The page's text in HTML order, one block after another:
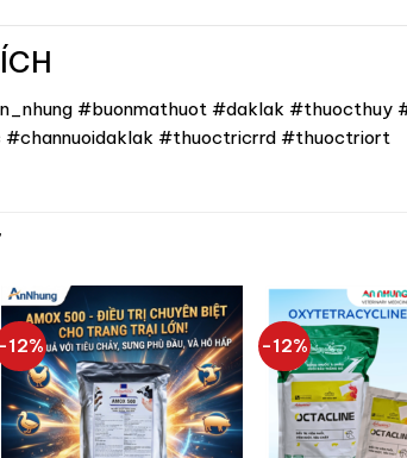
#buonmathuot #daklak #thuocthuy
#channuoidaklak #thuoctricrrd #thuoctriort
-12% -12%